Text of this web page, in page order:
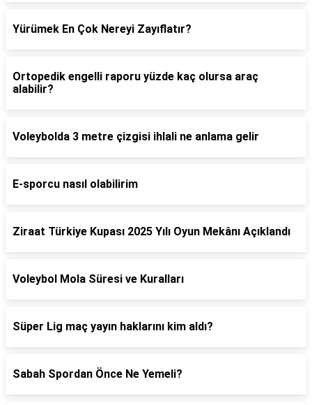
Yürümek En Çok Nereyi Zayıflatır?
Ortopedik engelli raporu yüzde kaç olursa araç
alabilir?
Voleybolda 3 metre çizgisi ihlali ne anlama gelir
E-sporcu nasıl olabilirim
Ziraat Türkiye Kupası 2025 Yılı Oyun Mekânı Açıklandı
Voleybol Mola Süresi ve Kuralları
Süper Lig maç yayın haklarını kim aldı?
Sabah Spordan Önce Ne Yemeli?